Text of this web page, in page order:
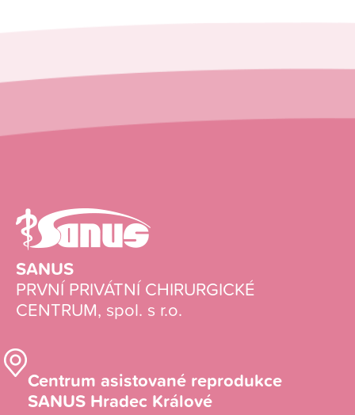
SANUS
PRVNÍ PRIVÁTNÍ CHIRURGICKÉ
CENTRUM, spol. s r.o.
Centrum asistované reprodukce
SANUS Hradec Králové